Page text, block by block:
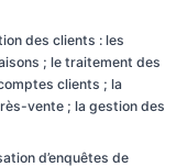
des clients : les
; le traitement des
clients ; la
vente ; la gestion des
d’enquêtes de